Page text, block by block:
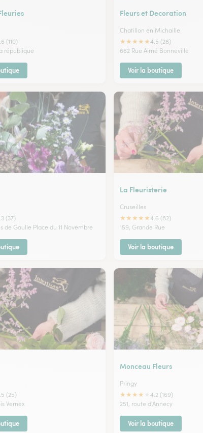
(110)
république
Fleurs et Decoration
Chatillon en Michaille
★★★★★4.5 (28)
662 Rue Aimé Bonneville
Voir la boutique
(37)
de Gaulle Place du 11 Novembre
La Fleuristerie
Cruseilles
★★★★★4.6 (82)
159, Grande Rue
Voir la boutique
(25)
Vernex
Monceau Fleurs
Pringy
★★★★
4.2 (169)
251, route d'Annecy
Voir la boutique